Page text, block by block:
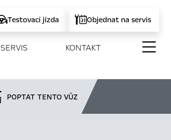
Testovací jízda Objednat na servis
SERVIS KONTAKT
POPTAT TENTO VŮZ